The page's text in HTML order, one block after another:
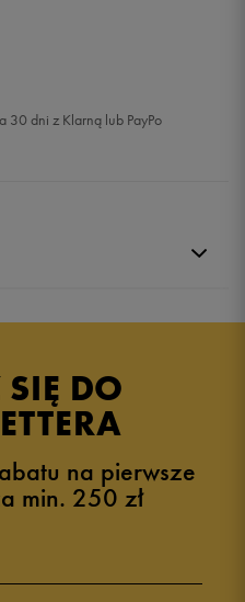
30 dni z Klarną lub PayPo
przez
3%
DO
na pierwsze
min. 250 zł